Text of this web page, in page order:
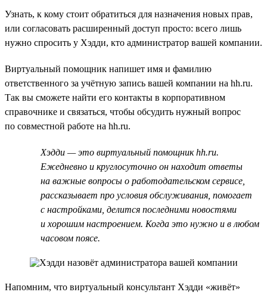
Узнать, к кому стоит обратиться для назначения новых прав,
или согласовать расширенный доступ просто: всего лишь
нужно спросить у Хэдди, кто администратор вашей компании.
Виртуальный помощник напишет имя и фамилию
ответственного за учётную запись вашей компании на hh.ru.
Так вы сможете найти его контакты в корпоративном
справочнике и связаться, чтобы обсудить нужный вопрос
по совместной работе на hh.ru.
Хэдди — это виртуальный помощник hh.ru.
Ежедневно и круглосуточно он находит ответы
на важные вопросы о работодательском сервисе,
рассказывает про условия обслуживания, помогает
с настройками, делится последними новостями
и хорошим настроением. Когда это нужно и в любом
часовом поясе.
Напомним, что виртуальный консультант Хэдди «живёт»